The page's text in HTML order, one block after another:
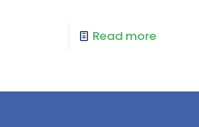
Read more